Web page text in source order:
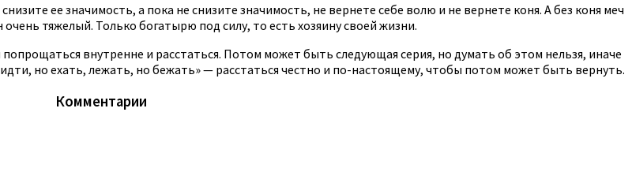
ее значимость, а пока не снизите значимость, не вернете себе волю и не вернете коня. А без коня меч
тяжелый. Только богатырю под силу, то есть хозяину своей жизни.
внутренне и расстаться. Потом может быть следующая серия, но думать об этом нельзя, иначе
но ехать, лежать, но бежать» — расстаться честно и по-настоящему, чтобы потом может быть вернуть.
Комментарии